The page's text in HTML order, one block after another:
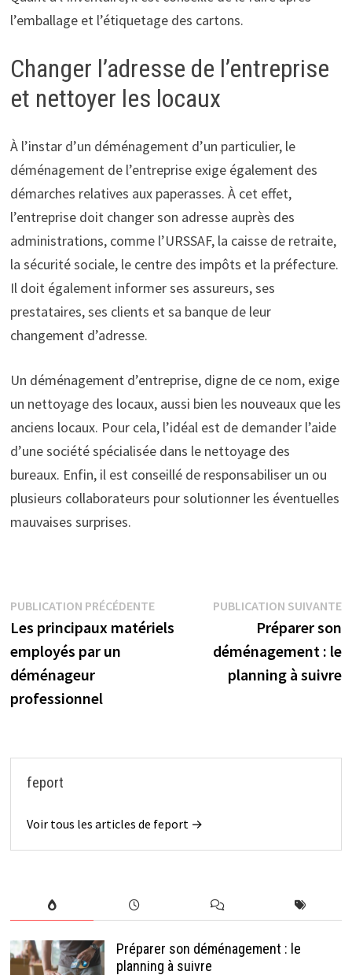
l’emballage et l’étiquetage des cartons.
Changer l’adresse de l’entreprise
et nettoyer les locaux
À l’instar d’un déménagement d’un particulier, le
déménagement de l’entreprise exige également des
démarches relatives aux paperasses. À cet effet,
l’entreprise doit changer son adresse auprès des
administrations, comme l’URSSAF, la caisse de retraite,
la sécurité sociale, le centre des impôts et la préfecture.
Il doit également informer ses assureurs, ses
prestataires, ses clients et sa banque de leur
changement d’adresse.
Un déménagement d’entreprise, digne de ce nom, exige
un nettoyage des locaux, aussi bien les nouveaux que les
anciens locaux. Pour cela, l’idéal est de demander l’aide
d’une société spécialisée dans le nettoyage des
bureaux. Enfin, il est conseillé de responsabiliser un ou
plusieurs collaborateurs pour solutionner les éventuelles
mauvaises surprises.
Navigation
de
l’article
PUBLICATION PRÉCÉDENTEPublication
précédente :
Les principaux matériels
employés par un
déménageur
professionnel
PUBLICATION SUIVANTE
Préparer son
déménagement : le
planning à suivre
feport
Voir tous les articles de feport →
Préparer son déménagement : le
planning à suivre